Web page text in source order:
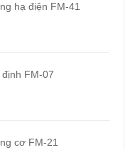
hạ điện FM-41
FM-07
cơ FM-21